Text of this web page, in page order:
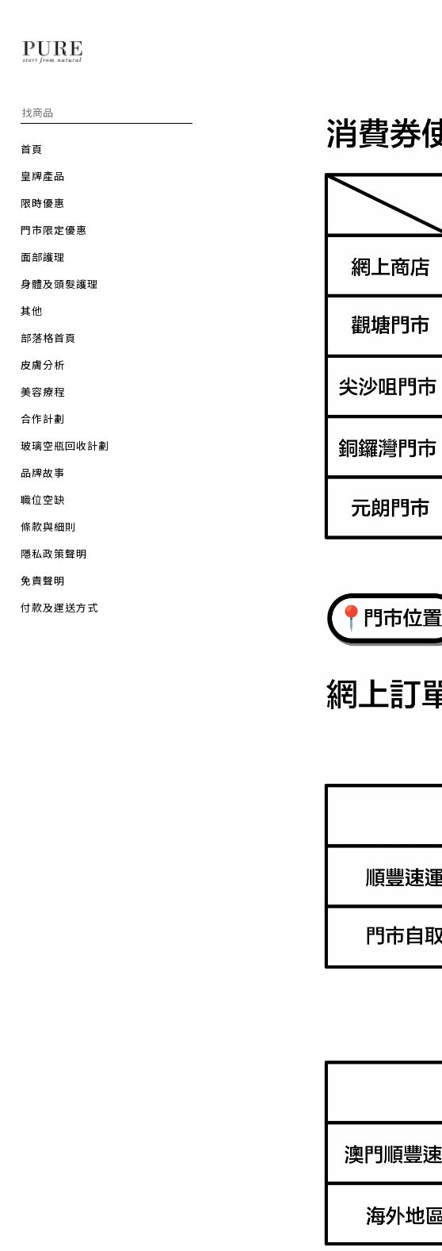
首頁
皇牌產品
限時優惠
門市限定優惠
面部護理
身體及頭髮護理
其他
部落格首頁
皮膚分析
美容療程
合作計劃
玻璃空瓶回收計劃
品牌故事
職位空缺
條款與細則
隱私政策聲明
免責聲明
付款及運送方式